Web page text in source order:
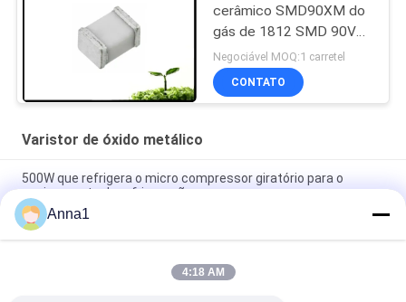
cerâmico SMD90XM do
gás de 1812 SMD 90V
3KA 4532 0.5pF
UN1812-90CSMD
Negociável MOQ:1 carretel
CONTATO
Varistor de óxido metálico
500W que refrigera o micro compressor giratório para o
equipamento de refrigeração
Compressor giratório de baixo nível de ruído e da vibração do
micro com capacidade 500W refrigerando
Medição de precisão do componente de baixa resistência e
Anna1
4:18 AM